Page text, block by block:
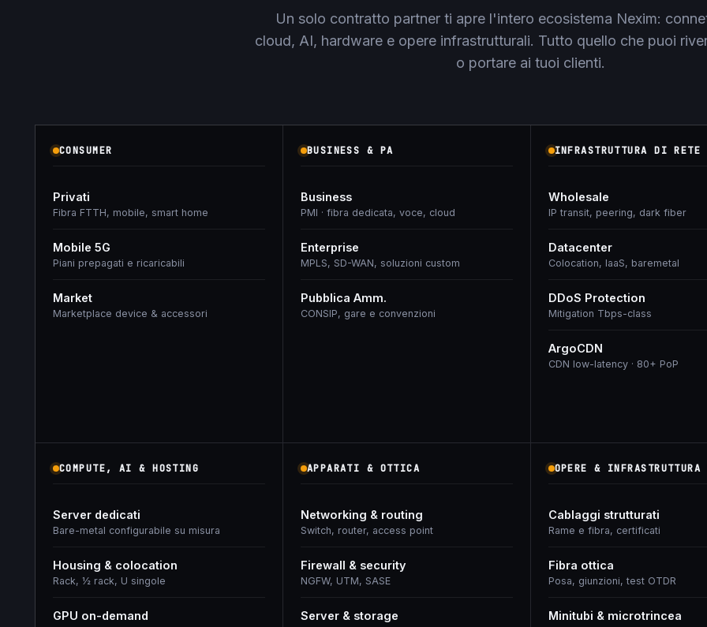
Un solo contratto partner ti apre l'intero ecosistema Nexim:
cloud, AI, hardware e opere infrastrutturali. Tutto quello che puoi
o portare ai tuoi clienti.
CONSUMER
Privati
Fibra FTTH, mobile, smart home
Mobile 5G
Piani prepagati e ricaricabili
Market
Marketplace device & accessori
BUSINESS & PA
Business
PMI · fibra dedicata, voce, cloud
Enterprise
MPLS, SD-WAN, soluzioni custom
Pubblica Amm.
CONSIP, gare e convenzioni
INFRASTRUTTURA DI RETE
Wholesale
IP transit, peering, dark fiber
Datacenter
Colocation, IaaS, baremetal
DDoS Protection
Mitigation Tbps-class
ArgoCDN
CDN low-latency · 80+ PoP
COMPUTE, AI & HOSTING
Server dedicati
Bare-metal configurabile su misura
Housing & colocation
Rack, ½ rack, U singole
GPU on-demand
APPARATI & OTTICA
Networking & routing
Switch, router, access point
Firewall & security
NGFW, UTM, SASE
Server & storage
OPERE &
Cablaggi strutturati
Rame e fibra, certificati
Fibra ottica
Posa, giunzioni, test OTDR
Minitubi & microtrincea